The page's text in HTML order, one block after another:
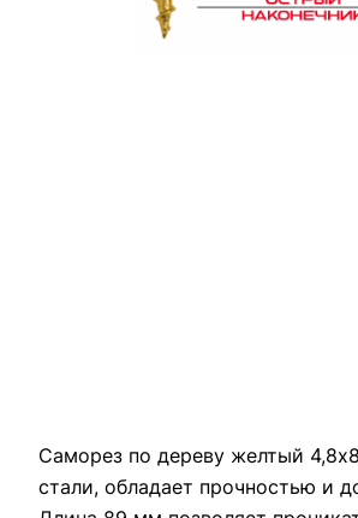
Саморез по дереву желтый
стали, обладает прочностью и